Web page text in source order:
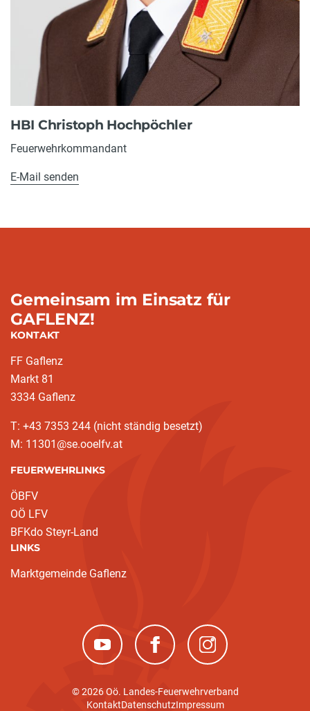
HBI Christoph Hochpöchler
Feuerwehrkommandant
E-Mail senden
Gemeinsam im Einsatz für
GAFLENZ!
KONTAKT
FF Gaflenz
Markt 81
3334 Gaflenz
T: +43 7353 244 (nicht ständig besetzt)
M: 11301@se.ooelfv.at
FEUERWEHRLINKS
ÖBFV
OÖ LFV
BFKdo Steyr-Land
LINKS
Marktgemeinde Gaflenz
(neues Fenster)(neues Fenster)(neues Fenster)
© 2026 Oö. Landes-Feuerwehrverband
KontaktDatenschutzImpressum